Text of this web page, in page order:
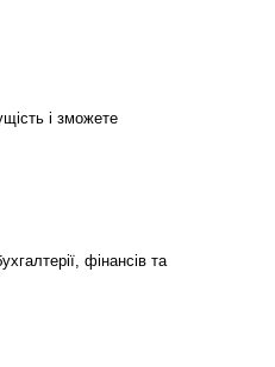
і зможете
фінансів та